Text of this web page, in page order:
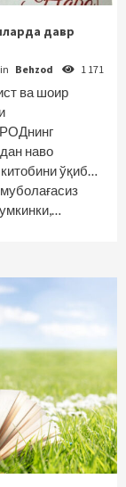
давр
Behzod 1 171
ва шоир
наво
ўқиб…